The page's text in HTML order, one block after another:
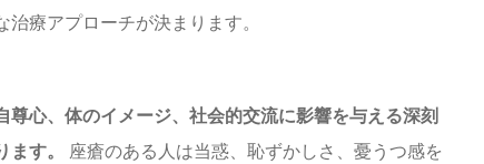
療アプローチが決まります。
尊心、体のイメージ、社会的交流に影響を与える深刻
す。
座瘡のある人は当惑、恥ずかしさ、憂うつ感を